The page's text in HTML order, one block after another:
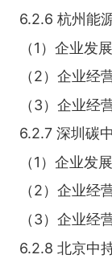
6.2.6 杭州能
（1）企业发
（2）企业经
（3）企业经
6.2.7 深圳碳
（1）企业发
（2）企业经
（3）企业经
6.2.8 北京中